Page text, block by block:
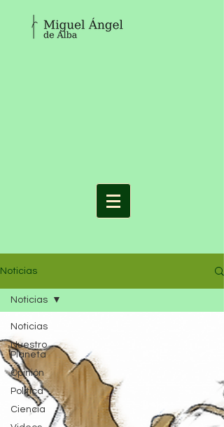
Noticias
Noticias
Nuestro
Planeta
Opinión
Política
Ciencia
Noticias